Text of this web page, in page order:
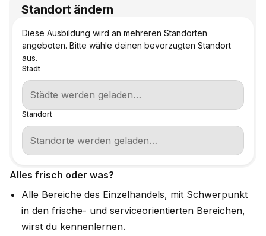
Alles frisch oder was?
Alle Bereiche des Einzelhandels, mit Schwerpunkt
in den frische- und serviceorientierten Bereichen,
wirst du kennenlernen.
Standort ändern
Diese Ausbildung wird an mehreren Standorten
angeboten. Bitte wähle deinen bevorzugten Standort
aus.
Stadt
Standort